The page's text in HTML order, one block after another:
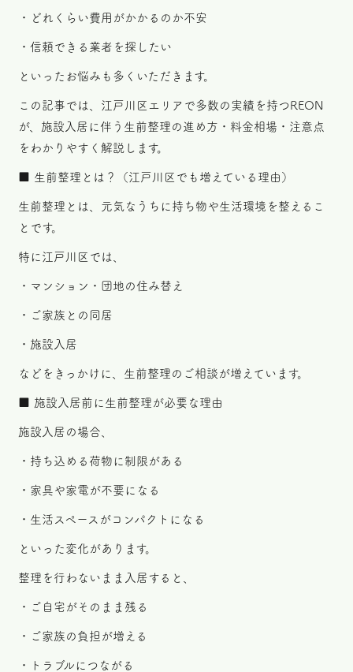
・どれくらい費用がかかるのか不安
・信頼できる業者を探したい
といったお悩みも多くいただきます。
この記事では、江戸川区エリアで多数の実績を持つREON
が、施設入居に伴う生前整理の進め方・料金相場・注意点
をわかりやすく解説します。
■ 生前整理とは？（江戸川区でも増えている理由）
生前整理とは、元気なうちに持ち物や生活環境を整えるこ
とです。
特に江戸川区では、
・マンション・団地の住み替え
・ご家族との同居
・施設入居
などをきっかけに、生前整理のご相談が増えています。
■ 施設入居前に生前整理が必要な理由
施設入居の場合、
・持ち込める荷物に制限がある
・家具や家電が不要になる
・生活スペースがコンパクトになる
といった変化があります。
整理を行わないまま入居すると、
・ご自宅がそのまま残る
・ご家族の負担が増える
・トラブルにつながる